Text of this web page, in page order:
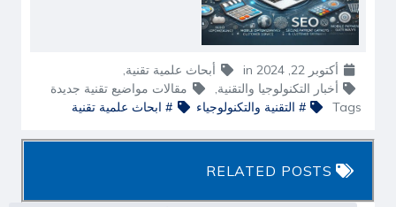
أكتوبر 22, 2024 in أبحاث علمية تقنية,
أخبار التكنولوجيا والتقنية,
مقالات مواضيع تقنية جديدة
Tags
# التقنية والتكنولوجياء # ابحاث علمية تقنية
RELATED POSTS